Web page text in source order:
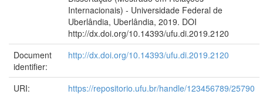
Internacionais) - Universidade Federal de
Uberlândia, Uberlândia, 2019. DOI
http://dx.doi.org/10.14393/ufu.di.2019.2120
Document
identifier:
http://dx.doi.org/10.14393/ufu.di.2019.2120
URI:
https://repositorio.ufu.br/handle/123456789/25790